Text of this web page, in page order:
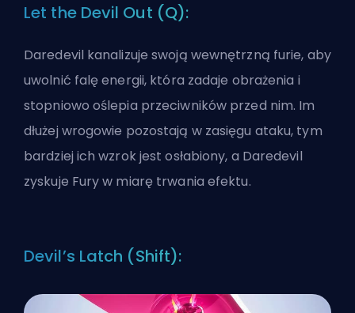
Let the Devil Out (Q):
Daredevil kanalizuje swoją wewnętrzną furie, aby
uwolnić falę energii, która zadaje obrażenia i
stopniowo oślepia przeciwników przed nim. Im
dłużej wrogowie pozostają w zasięgu ataku, tym
bardziej ich wzrok jest osłabiony, a Daredevil
zyskuje Fury w miarę trwania efektu.
Devil’s Latch (Shift):